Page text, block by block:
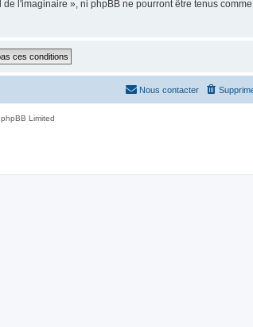
l'imaginaire », ni phpBB ne pourront être tenus
Nous contacter
Limited